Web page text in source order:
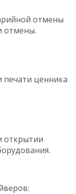
отмены
отмены.
печати ценника
открытии